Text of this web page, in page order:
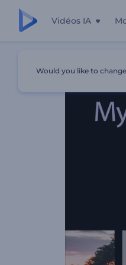
Vidéos IA
Would you like to